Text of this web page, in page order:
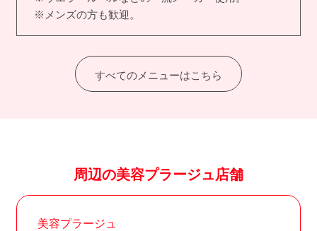
※メンズの方も歓迎。
すべてのメニューはこちら
周辺の美容プラージュ店舗
美容プラージュ